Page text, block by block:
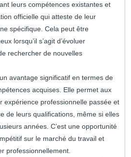
leurs compétences existantes et
officielle qui atteste de leur
spécifique. Cela peut être
lorsqu’il s’agit d’évoluer
rechercher de nouvelles
avantage significatif en termes de
acquises. Elle permet aux
expérience professionnelle passée et
de leurs qualifications, même si elles
années. C’est une opportunité
sur le marché du travail et
professionnellement.